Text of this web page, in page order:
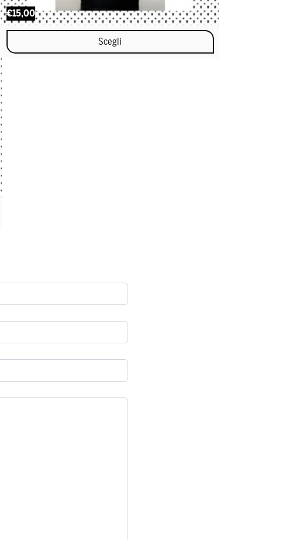
€15,00
Scegli
Questo prodotto ha più varianti. Le opzioni possono essere scelte nella